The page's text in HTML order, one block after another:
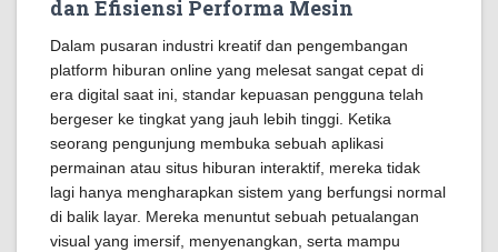
dan Efisiensi Performa Mesin
Dalam pusaran industri kreatif dan pengembangan
platform hiburan online yang melesat sangat cepat di
era digital saat ini, standar kepuasan pengguna telah
bergeser ke tingkat yang jauh lebih tinggi. Ketika
seorang pengunjung membuka sebuah aplikasi
permainan atau situs hiburan interaktif, mereka tidak
lagi hanya mengharapkan sistem yang berfungsi normal
di balik layar. Mereka menuntut sebuah petualangan
visual yang imersif, menyenangkan, serta mampu